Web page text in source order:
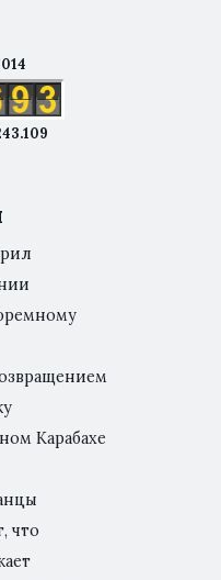
Карабахе
что